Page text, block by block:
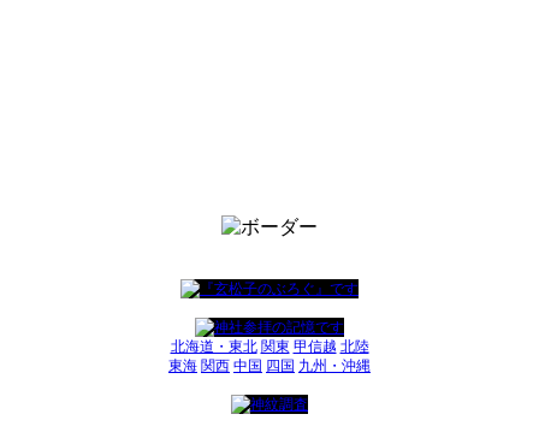
北海道・東北 関東 甲信越 北陸
東海 関西 中国 四国 九州・沖縄